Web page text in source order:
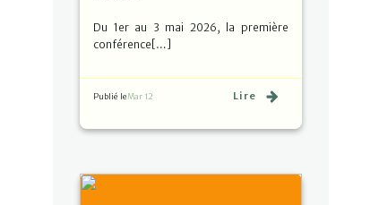
Du 1er au 3 mai 2026, la première
conférence[…]
Publié leMar 12 Lire